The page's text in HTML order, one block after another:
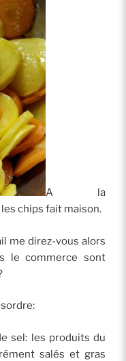
A la
chips fait maison.
me direz-vous alors
le commerce sont
sel: les produits du
salés et gras